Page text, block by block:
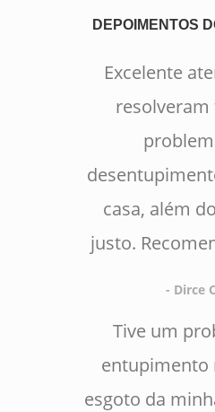
DEPOIMENTOS
Excelente
resolveram
casa, além
justo.
- Dirce
Tive um
entupimento
esgoto da